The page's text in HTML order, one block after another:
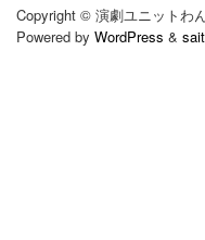
Copyright © 演劇ユニットわ
Powered by WordPress &